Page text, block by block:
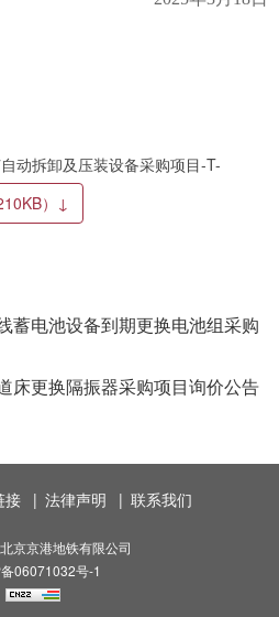
动拆卸及压装设备采购项目-T-
） ↓
蓄电池设备到期更换电池组采购
床更换隔振器采购项目询价公告
接 | 法律声明 | 联系我们
京京港地铁有限公司
06071032号-1